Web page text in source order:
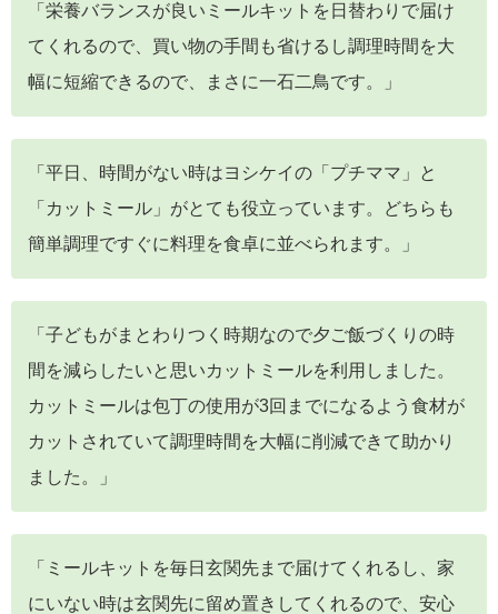
「栄養バランスが良いミールキットを日替わりで届け
てくれるので、買い物の手間も省けるし調理時間を大
幅に短縮できるので、まさに一石二鳥です。」
「平日、時間がない時はヨシケイの「プチママ」と
「カットミール」がとても役立っています。どちらも
簡単調理ですぐに料理を食卓に並べられます。」
「子どもがまとわりつく時期なので夕ご飯づくりの時
間を減らしたいと思いカットミールを利用しました。
カットミールは包丁の使用が3回までになるよう食材が
カットされていて調理時間を大幅に削減できて助かり
ました。」
「ミールキットを毎日玄関先まで届けてくれるし、家
にいない時は玄関先に留め置きしてくれるので、安心